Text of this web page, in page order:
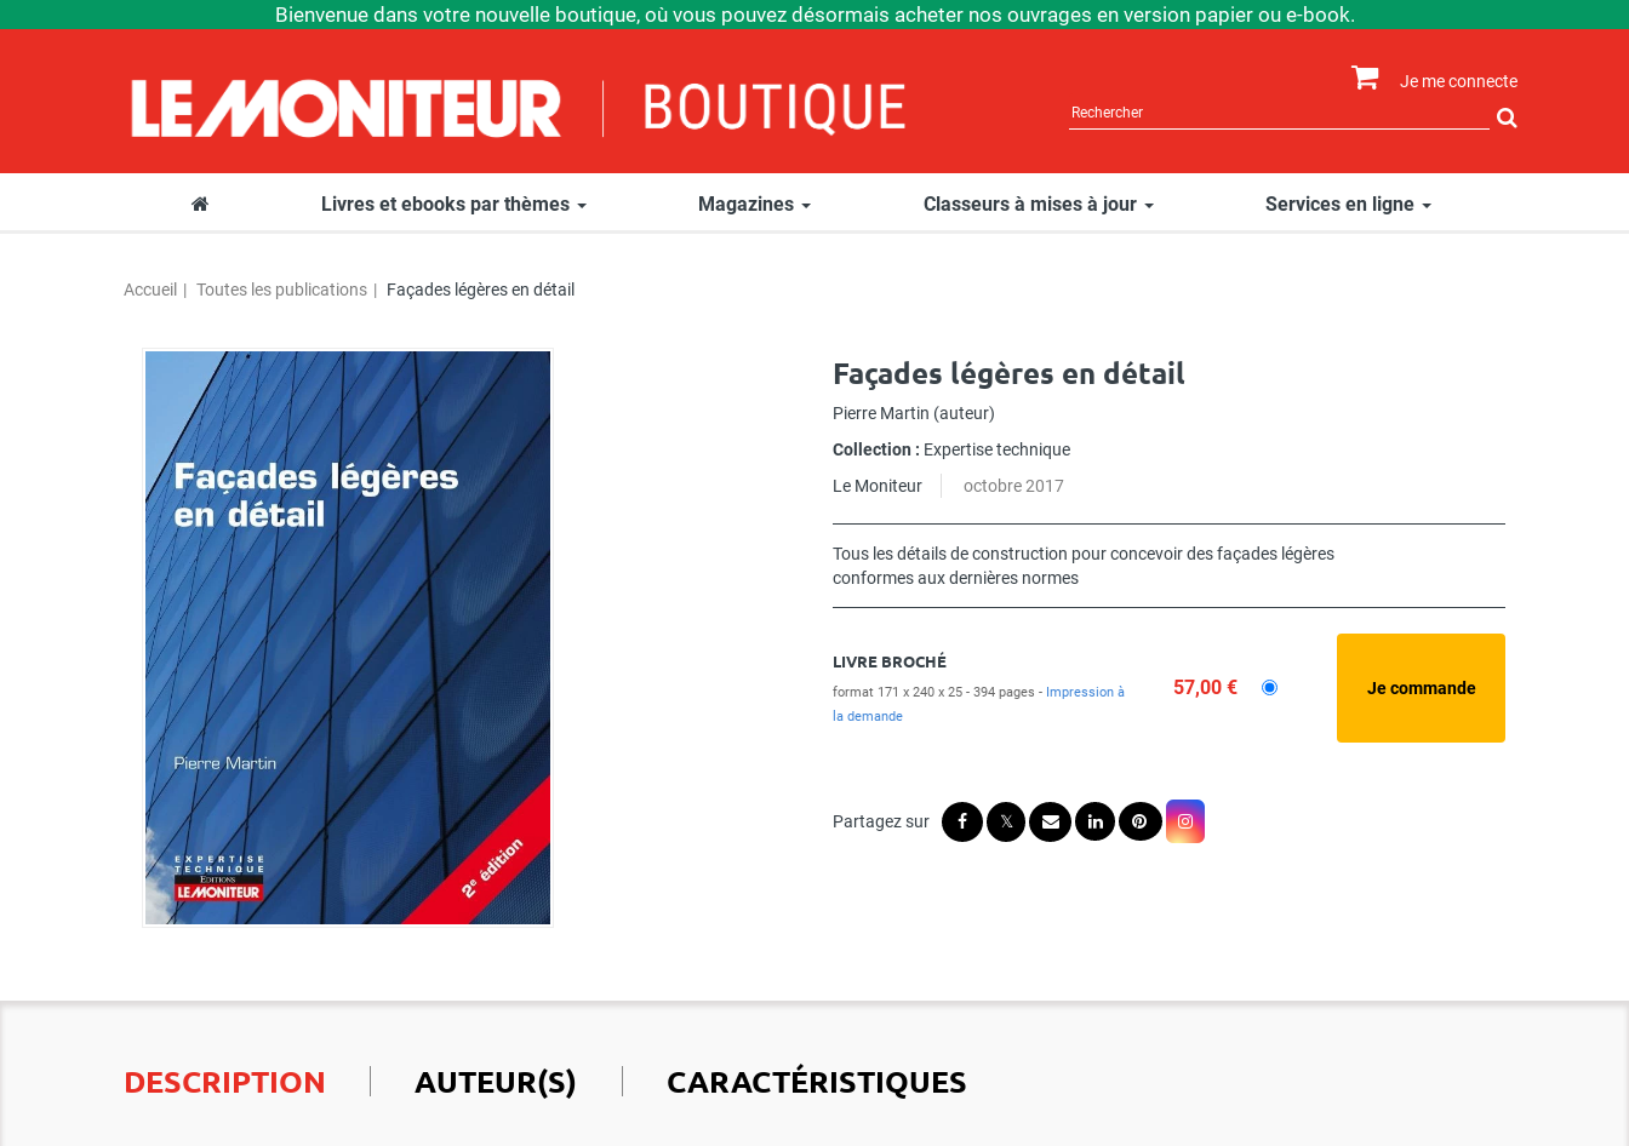
Bienvenue dans votre nouvelle boutique, où vous pouvez désormais acheter nos ouvrages en version papier ou e-book.
Je me connecte
sur
site
Livres et ebooks par thèmes Magazines Classeurs à mises à jour Services en ligne
Accueil Toutes les publications Façades légères en détail
Façades légères en détail
Pierre Martin (auteur)
Collection : Expertise technique
Le Moniteur
octobre 2017
Tous les détails de construction pour concevoir des façades légères
conformes aux dernières normes
LIVRE BROCHÉ
format 171 x 240 x 25 394 pages
Impression à
la demande
57,00 €
DESCRIPTION AUTEUR(S) CARACTÉRISTIQUES